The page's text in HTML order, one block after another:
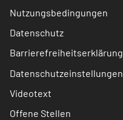
Nutzungsbedingungen
Datenschutz
Barrierefreiheitserklärung
Datenschutzeinstellungen
Videotext
Offene Stellen